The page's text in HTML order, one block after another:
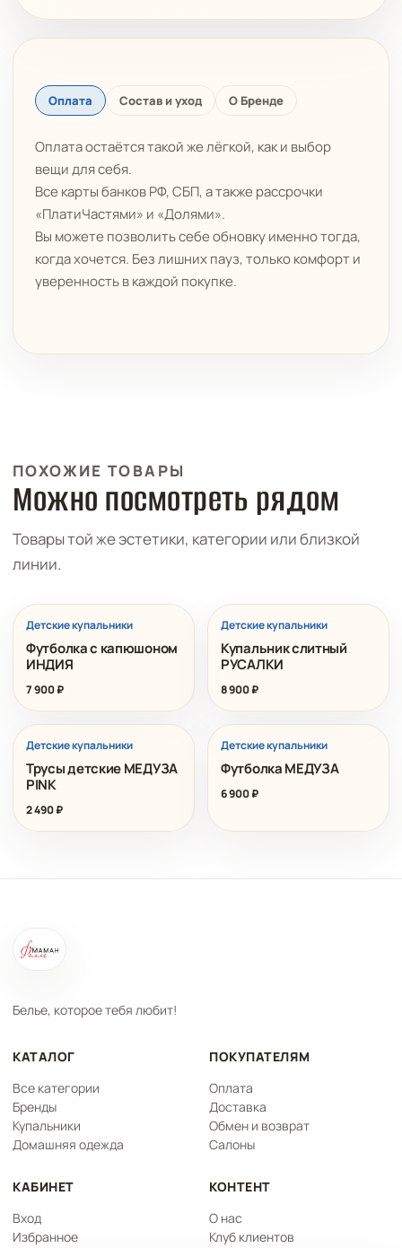
Оплата Состав и уход О Бренде
Оплата остаётся такой же лёгкой, как и выбор
вещи для себя.
Все карты банков РФ, СБП, а также рассрочки
«ПлатиЧастями» и «Долями».
Вы можете позволить себе обновку именно тогда,
когда хочется. Без лишних пауз, только комфорт и
уверенность в каждой покупке.
ПОХОЖИЕ ТОВАРЫ
Можно посмотреть рядом
Товары той же эстетики, категории или близкой
линии.
Детские купальники
Футболка с капюшоном
ИНДИЯ
7 900₽
Детские купальники
Купальник слитный
РУСАЛКИ
8 900₽
Детские купальники
Трусы детские МЕДУЗА
PINK
2 490₽
Детские купальники
Футболка МЕДУЗА
6 900₽
Белье, которое тебя любит!
КАТАЛОГ
Все категории
Бренды
Купальники
Домашняя одежда
ПОКУПАТЕЛЯМ
Оплата
Доставка
Обмен и возврат
Салоны
КАБИНЕТ
Вход
Избранное
КОНТЕНТ
О нас
Клуб клиентов